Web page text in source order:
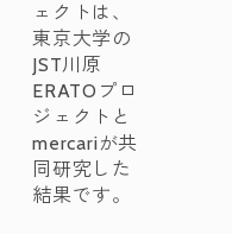
ェクトは、
東京大学の
JST川原
ERATOプロ
ジェクトと
mercariが共
同研究した
結果です。